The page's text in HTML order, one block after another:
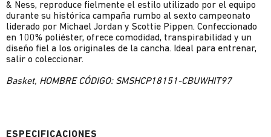
& Ness, reproduce fielmente el estilo utilizado por el equipo
durante su histórica campaña rumbo al sexto campeonato
liderado por Michael Jordan y Scottie Pippen. Confeccionado
en 100% poliéster, ofrece comodidad, transpirabilidad y un
diseño fiel a los originales de la cancha. Ideal para entrenar,
salir o coleccionar.
Basket, HOMBRE CÓDIGO: SMSHCP18151-CBUWHIT97